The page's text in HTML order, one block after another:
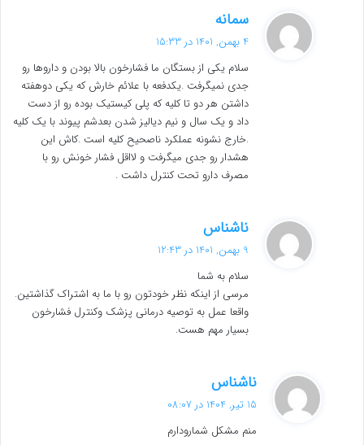
سمانه
ف
:
4 بهمن, 1401 در 15:33
سلام یکی از بستگان ما فشارخون بالا بودن و داروها رو
جدی نمیگرفت .یکدفعه با علائم خارش که یکی دوهفته
داشتن هر دو تا کلیه که پلی کیستیک بوده رو از دست
داد و یک سال و نیم دیالیز شدن بعدشم پیوند با یک کلیه
.خارج نشونه عملکرد ناصحیح کلیه است .کاش این
هشدار رو جدی میگرفت و لااقل فشار خونش رو با
مصرف دارو تحت کنترل داشت .
ناشناس
ف
:
9 بهمن, 1401 در 12:43
سلام به شما
مرسی از اینکه نظر خودتون رو با ما به اشتراک گذاشتین.
واقعا عمل به توصیه درمانی پزشک وکنترل فشارخون
بسیار مهم هست.
ناشناس
ف
15 تیر, 1404 در 08:07
منم مشکل شمارودارم